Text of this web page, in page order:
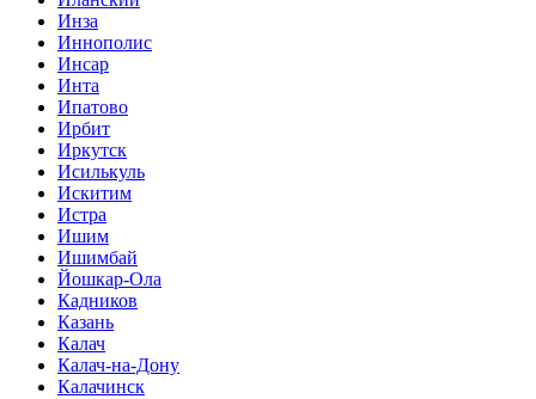
Инза
Иннополис
Инсар
Инта
Ипатово
Ирбит
Иркутск
Исилькуль
Искитим
Истра
Ишим
Ишимбай
Йошкар-Ола
Кадников
Казань
Калач
Калач-на-Дону
Калачинск